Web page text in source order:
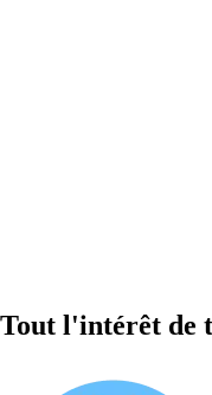
Tout l'intérêt de